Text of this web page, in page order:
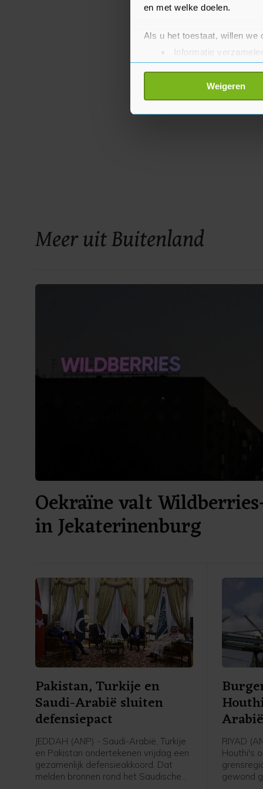
en met welke doelen.
Als u het toestaat, willen we
Informatie
Uw apparaat
Lees meer over hoe uw
toestemming op elk moment
Weigeren
Meer uit Buitenland
Oekraïne valt
in Jekaterinenburg
Pakistan, Turkije en
Saudi-Arabië sluiten
defensiepact
JEDDAH (ANP) - Saudi-Arabië, Turkije
en Pakistan ondertekenen vrijdag een
gezamenlijk defensieakkoord. Dat
melden bronnen rond het Saudische
Arabië
RIYAD
Houthi's
gewond